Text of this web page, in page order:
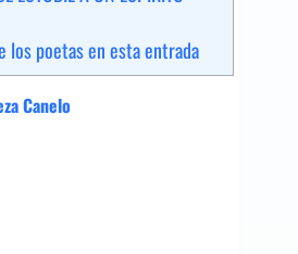
los poetas en esta entrada
Canelo